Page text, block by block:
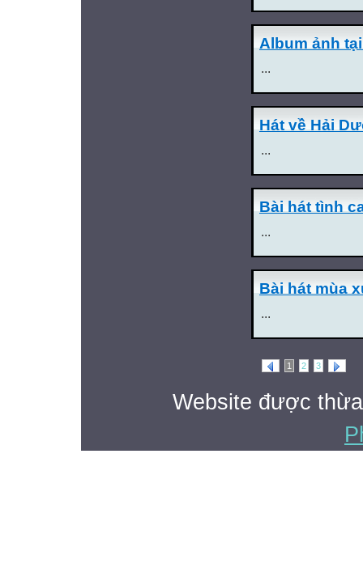
Album ảnh
...
Hát về Hải
...
Bài hát tình
...
Bài hát mùa
...
1 2 3
Website được